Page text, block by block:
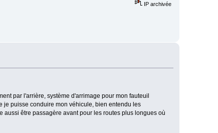
IP archivée
par l'arrière, système d'arrimage pour mon fauteuil
je puisse conduire mon véhicule, bien entendu les
être passagère avant pour les routes plus longues où